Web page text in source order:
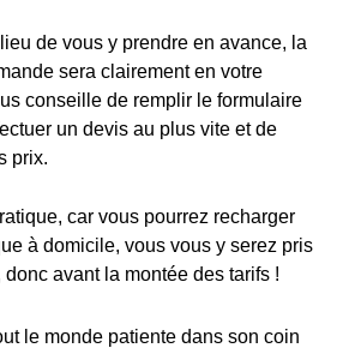
de vous y prendre en avance, la
sera clairement en votre
conseille de remplir le formulaire
un devis au plus vite et de
prix.
car vous pourrez recharger
à domicile, vous vous y serez pris
avant la montée des tarifs !
le monde patiente dans son coin